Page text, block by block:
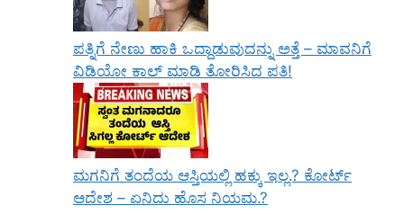
ಪತ್ನಿಗೆ ನೇಣು ಹಾಕಿ ಒದ್ದಾಡುವುದನ್ನು ಅತ್ತೆ – ಮಾವನಿಗೆ
ವಿಡಿಯೋ ಕಾಲ್‌ ಮಾಡಿ ತೋರಿಸಿದ ಪತಿ!
ಮಗನಿಗೆ ತಂದೆಯ ಆಸ್ತಿಯಲ್ಲಿ ಹಕ್ಕು ಇಲ್ಲ.? ಕೋರ್ಟ್
ಆದೇಶ – ಏನಿದು ಹೊಸ ನಿಯಮ.?